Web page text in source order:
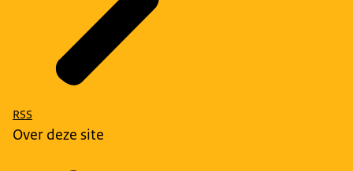
RSS
Over deze site